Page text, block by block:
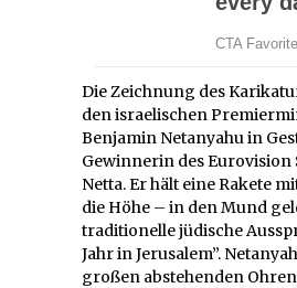
Die Zeichnung des
den israelischen
Benjamin Netanyahu in
Gewinnerin des Eurovision
Netta. Er hält eine Rakete
die Höhe – in den Mund
traditionelle jüdische
Jahr in Jerusalem”.
großen abstehenden